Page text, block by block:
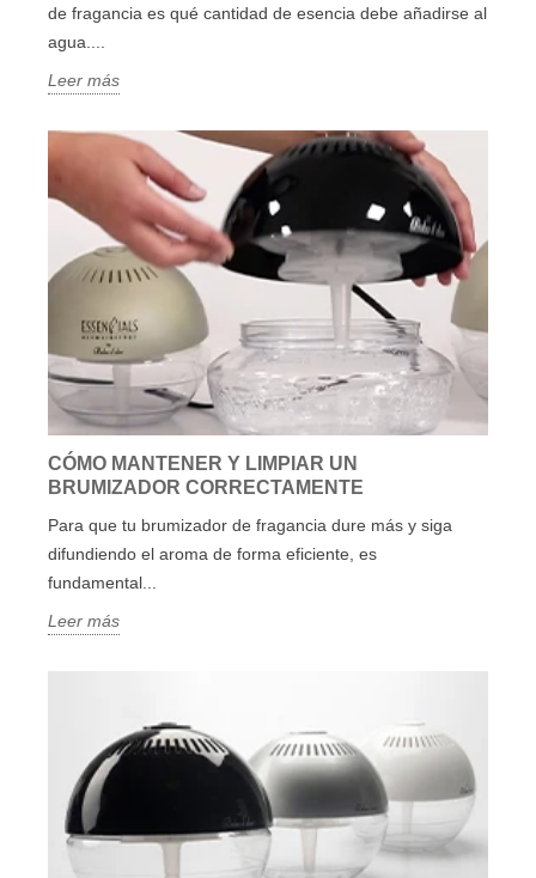
de fragancia es qué cantidad de esencia debe añadirse al
agua....
Leer más
CÓMO MANTENER Y LIMPIAR UN
BRUMIZADOR CORRECTAMENTE
Para que tu brumizador de fragancia dure más y siga
difundiendo el aroma de forma eficiente, es
fundamental...
Leer más